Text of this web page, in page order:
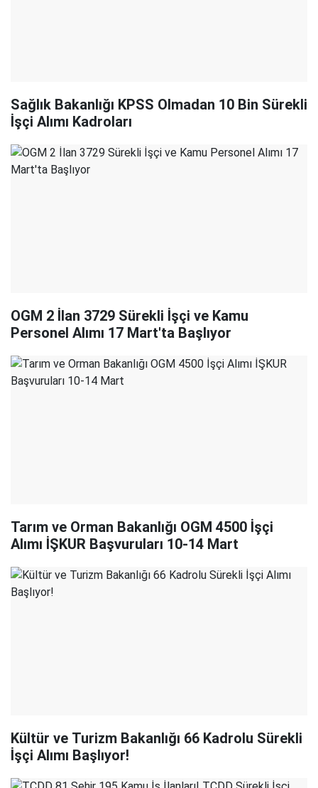
Sağlık Bakanlığı KPSS Olmadan 10 Bin Sürekli
İşçi Alımı Kadroları
OGM 2 İlan 3729 Sürekli İşçi ve Kamu
Personel Alımı 17 Mart'ta Başlıyor
Tarım ve Orman Bakanlığı OGM 4500 İşçi
Alımı İŞKUR Başvuruları 10-14 Mart
Kültür ve Turizm Bakanlığı 66 Kadrolu Sürekli
İşçi Alımı Başlıyor!